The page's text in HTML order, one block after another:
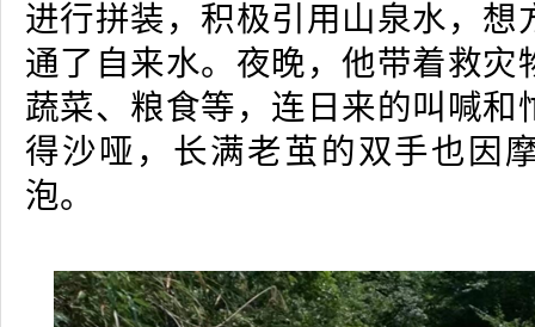
进行拼装，积极引用山泉水，想
通了自来水。夜晚，他带着救灾
蔬菜、粮食等，连日来的叫喊和
得沙哑，长满老茧的双手也因
泡。